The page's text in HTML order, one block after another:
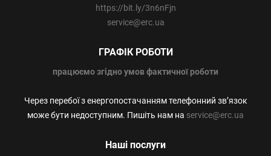
https://bit.ly/3n6nFjn
service@erc.ua
ГРАФІК РОБОТИ
працюємозгідно умов фактичної роботи
Через перебої з енергопостачанням телефонний зв’язок
може бути недоступним. Пишіть нам на service@erc.ua
Наші послуги